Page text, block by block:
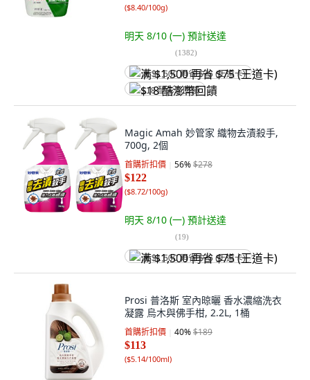
($8.40/100g)
明天 8/10 (一) 預計送達
(1382)
满 $1,500 再省 $75 (王道卡)
$18 酷澎幣回饋
Magic Amah 妙管家 織物去漬殺手,
700g, 2個
首購折扣價 56%$278
$122
($8.72/100g)
明天 8/10 (一) 預計送達
(19)
满 $1,500 再省 $75 (王道卡)
Prosi 普洛斯 室內晾曬 香水濃縮洗衣
凝露 烏木與佛手柑, 2.2L, 1桶
首購折扣價 40%$189
$113
($5.14/100ml)